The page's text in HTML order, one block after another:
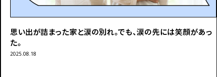
思い出が詰まった家と涙の別れ。でも、涙の先には笑顔があっ
た。
2025.08.18